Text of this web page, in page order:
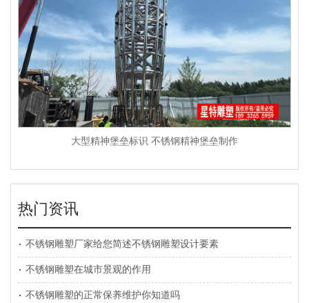
大型精神堡垒标识 不锈钢精神堡垒制作
热门资讯
不锈钢雕塑厂家给您简述不锈钢雕塑设计要素
不锈钢雕塑在城市景观的作用
不锈钢雕塑的正常保养维护你知道吗